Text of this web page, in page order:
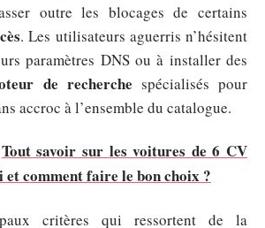
outre les blocages de certains
. Les utilisateurs aguerris n’hésitent
paramètres DNS ou à installer des
de recherche spécialisés pour
accroc à l’ensemble du catalogue.
Tout savoir sur les voitures de 6 CV
comment faire le bon choix ?
critères qui ressortent de la